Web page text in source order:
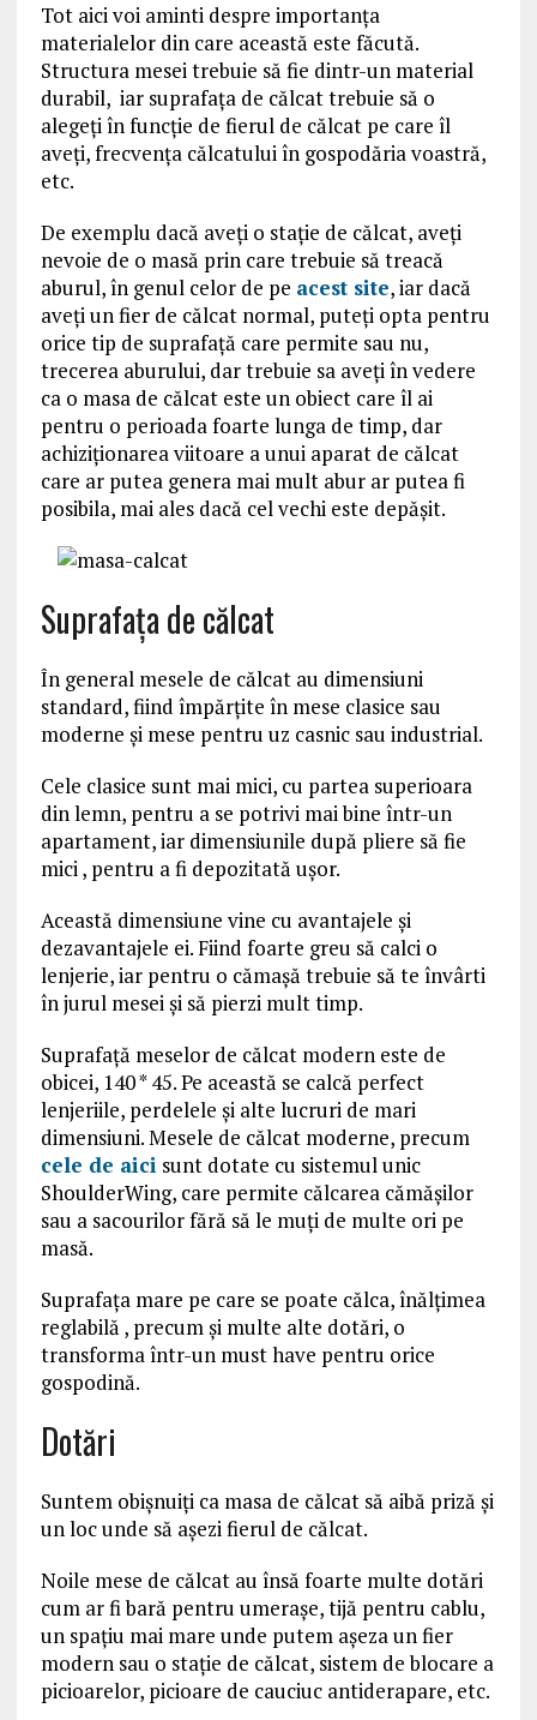
Tot aici voi aminti despre importanţa
materialelor din care această este făcută.
Structura mesei trebuie să fie dintr-un material
durabil, iar suprafaţa de călcat trebuie să o
alegeţi în funcţie de fierul de călcat pe care îl
aveţi, frecvenţa călcatului în gospodăria voastră,
etc.
De exemplu dacă aveţi o staţie de călcat, aveţi
nevoie de o masă prin care trebuie să treacă
aburul, în genul celor de pe acest site, iar dacă
aveţi un fier de călcat normal, puteţi opta pentru
orice tip de suprafaţă care permite sau nu,
trecerea aburului, dar trebuie sa aveți în vedere
ca o masa de călcat este un obiect care îl ai
pentru o perioada foarte lunga de timp, dar
achiziționarea viitoare a unui aparat de călcat
care ar putea genera mai mult abur ar putea fi
posibila, mai ales dacă cel vechi este depășit.
Suprafaţa de călcat
În general mesele de călcat au dimensiuni
standard, fiind împărţite în mese clasice sau
moderne şi mese pentru uz casnic sau industrial.
Cele clasice sunt mai mici, cu partea superioara
din lemn, pentru a se potrivi mai bine într-un
apartament, iar dimensiunile după pliere să fie
mici , pentru a fi depozitată uşor.
Această dimensiune vine cu avantajele şi
dezavantajele ei. Fiind foarte greu să calci o
lenjerie, iar pentru o cămaşă trebuie să te învârti
în jurul mesei şi să pierzi mult timp.
Suprafaţă meselor de călcat modern este de
obicei, 140 * 45. Pe această se calcă perfect
lenjeriile, perdelele şi alte lucruri de mari
dimensiuni. Mesele de călcat moderne, precum
cele de aici sunt dotate cu sistemul unic
ShoulderWing, care permite călcarea cămăşilor
sau a sacourilor fără să le muţi de multe ori pe
masă.
Suprafața mare pe care se poate călca, înălțimea
reglabilă , precum și multe alte dotări, o
transforma într-un must have pentru orice
gospodină.
Dotări
Suntem obişnuiţi ca masa de călcat să aibă priză şi
un loc unde să aşezi fierul de călcat.
Noile mese de călcat au însă foarte multe dotări
cum ar fi bară pentru umeraşe, tijă pentru cablu,
un spaţiu mai mare unde putem aşeza un fier
modern sau o staţie de călcat, sistem de blocare a
picioarelor, picioare de cauciuc antiderapare, etc.